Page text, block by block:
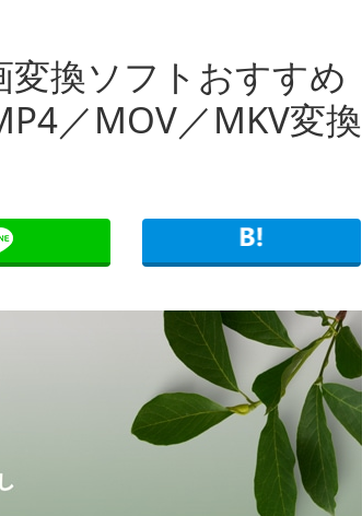
変換ソフトおすすめ
／MOV／MKV変換